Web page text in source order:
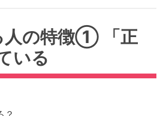
人の特徴① 「正
いる